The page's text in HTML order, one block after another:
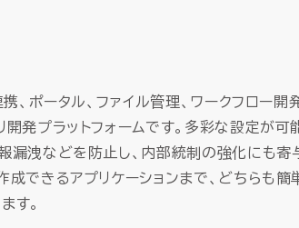
、ポータル、ファイル管理、ワークフロー
発プラットフォームです。多彩な設定が
洩などを防止し、内部統制の強化にも寄
できるアプリケーションまで、どちらも
す。